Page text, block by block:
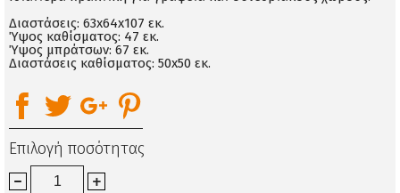
Διαστάσεις: 63x64x107 εκ.
Ύψος καθίσματος: 47 εκ.
Ύψος μπράτσων: 67 εκ.
Διαστάσεις καθίσματος: 50x50 εκ.
Επιλογή ποσότητας